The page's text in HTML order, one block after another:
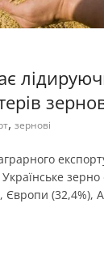
, зернові
зерно
Європи (32,4%),